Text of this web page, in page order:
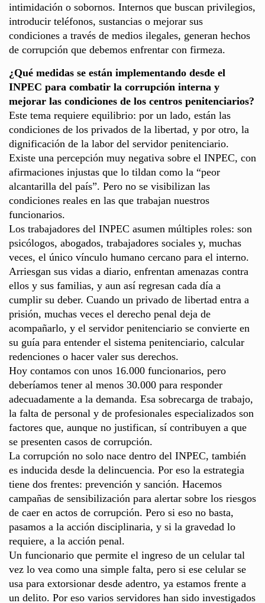
intimidación o sobornos. Internos que buscan privilegios,
introducir teléfonos, sustancias o mejorar sus
condiciones a través de medios ilegales, generan hechos
de corrupción que debemos enfrentar con firmeza.
¿Qué medidas se están implementando desde el
INPEC para combatir la corrupción interna y
mejorar las condiciones de los centros penitenciarios?
Este tema requiere equilibrio: por un lado, están las
condiciones de los privados de la libertad, y por otro, la
dignificación de la labor del servidor penitenciario.
Existe una percepción muy negativa sobre el INPEC, con
afirmaciones injustas que lo tildan como la “peor
alcantarilla del país”. Pero no se visibilizan las
condiciones reales en las que trabajan nuestros
funcionarios.
Los trabajadores del INPEC asumen múltiples roles: son
psicólogos, abogados, trabajadores sociales y, muchas
veces, el único vínculo humano cercano para el interno.
Arriesgan sus vidas a diario, enfrentan amenazas contra
ellos y sus familias, y aun así regresan cada día a
cumplir su deber. Cuando un privado de libertad entra a
prisión, muchas veces el derecho penal deja de
acompañarlo, y el servidor penitenciario se convierte en
su guía para entender el sistema penitenciario, calcular
redenciones o hacer valer sus derechos.
Hoy contamos con unos 16.000 funcionarios, pero
deberíamos tener al menos 30.000 para responder
adecuadamente a la demanda. Esa sobrecarga de trabajo,
la falta de personal y de profesionales especializados son
factores que, aunque no justifican, sí contribuyen a que
se presenten casos de corrupción.
La corrupción no solo nace dentro del INPEC, también
es inducida desde la delincuencia. Por eso la estrategia
tiene dos frentes: prevención y sanción. Hacemos
campañas de sensibilización para alertar sobre los riesgos
de caer en actos de corrupción. Pero si eso no basta,
pasamos a la acción disciplinaria, y si la gravedad lo
requiere, a la acción penal.
Un funcionario que permite el ingreso de un celular tal
vez lo vea como una simple falta, pero si ese celular se
usa para extorsionar desde adentro, ya estamos frente a
un delito. Por eso varios servidores han sido investigados